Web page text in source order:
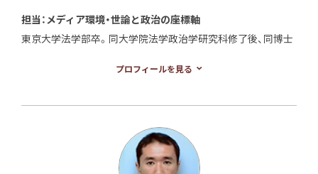
れている。近著では、諸国家が大国になる上で障壁となる経済
担当：メディア環境・世論と政治の座標軸
東京大学法学部卒。同大学院法学政治学研究科修了後、同博士
コミュニケーション。 著書に『日本政治とメディア』（中公新
プロフィールを見る